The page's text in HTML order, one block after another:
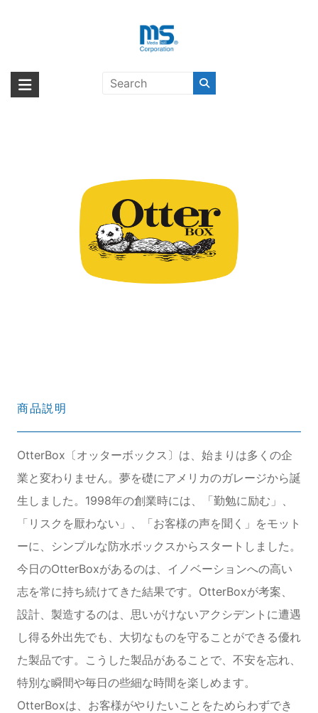
海外輸入ブランド商品｜株式会社
海外事業部が取り揃えている海外輸入商品には、日本では珍しい「海外ブ
ランド」をはじめ「ユニークな商品」「機能的な商品」「コストパフォー
商品説明
OtterBox〔オッターボックス〕は、始まりは多くの企
業と変わりません。夢を礎にアメリカのガレージから誕
生しました。1998年の創業時には、「勤勉に励む」、
「リスクを厭わない」、「お客様の声を聞く」をモット
ーに、シンプルな防水ボックスからスタートしました。
今日のOtterBoxがあるのは、イノベーションへの高い
志を常に持ち続けてきた結果です。OtterBoxが考案、
設計、製造するのは、思いがけないアクシデントに遭遇
し得る外出先でも、大切なものを守ることができる優れ
た製品です。こうした製品があることで、不安を忘れ、
特別な瞬間や毎日の些細な時間を楽しめます。
OtterBoxは、お客様がやりたいことをためらわずでき